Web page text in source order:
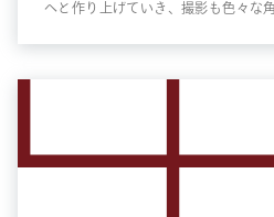
へと作り上げていき、撮影も色々な